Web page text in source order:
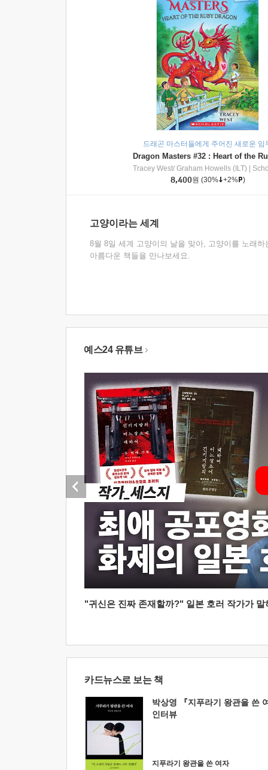
드래곤 마스터들에게 주어진 새로운 임
Tracey West/ Graham Howells (ILT)
8,400원 (30% +2% )
고양이라는 세계
8월 8일 세계 고양이의 날을 맞아, 고양이를 노래하
아름다운 책들을 만나보세요.
예스24 유튜브
"귀신은 진짜 존재할까?" 일본 호러 작가가
카드뉴스로 보는 책
박상영 『지푸라기 왕관을 쓴
인터뷰
지푸라기 왕관을 쓴 여자